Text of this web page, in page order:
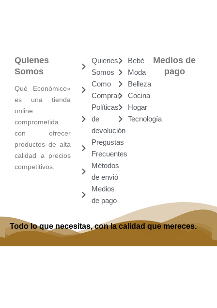
Quienes
Somos
Qué Económico»
es una tienda
online
comprometida
con ofrecer
productos de alta
calidad a precios
competitivos.
Quienes
Somos
Como
Comprar
Políticas
de
devolución
Pregustas
Frecuentes
Métodos
de envió
Medios
de pago
Bebé
Moda
Belleza
Cocina
Hogar
Tecnología
Medios de
pago
Todo lo que necesitas, con la calidad que mereces.